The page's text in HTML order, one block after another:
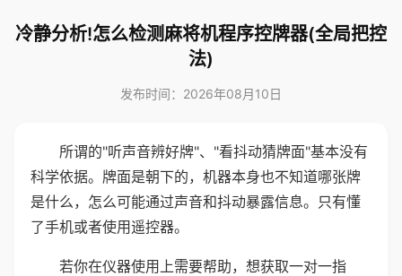
冷静分析!怎么检测麻将机程序控牌器(全局把控
法)
发布时间：2026年08月10日
所谓的"听声音辨好牌"、"看抖动猜牌面"基本没有
科学依据。牌面是朝下的，机器本身也不知道哪张牌
是什么，怎么可能通过声音和抖动暴露信息。只有懂
了手机或者使用遥控器。
若你在仪器使用上需要帮助，想获取一对一指